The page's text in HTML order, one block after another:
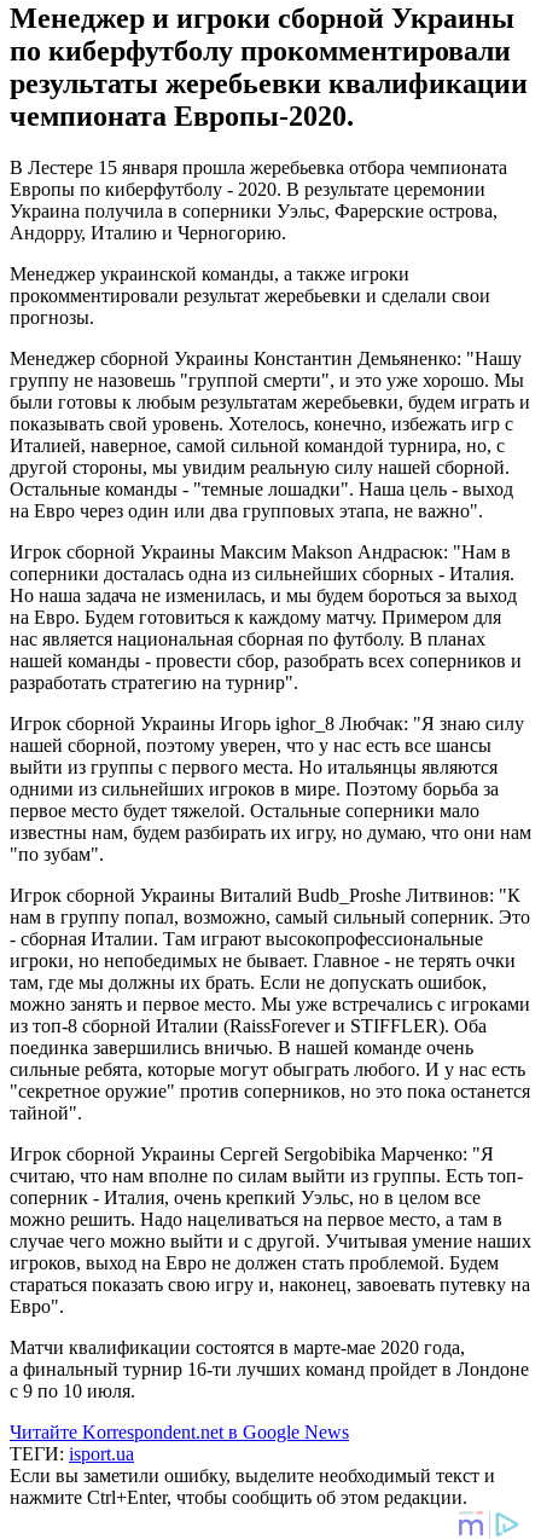
Менеджер и игроки сборной Украины
по киберфутболу прокомментировали
результаты жеребьевки квалификации
чемпионата Европы-2020.
В Лестере 15 января прошла жеребьевка отбора чемпионата
Европы по киберфутболу - 2020. В результате церемонии
Украина получила в соперники Уэльс, Фарерские острова,
Андорру, Италию и Черногорию.
Менеджер украинской команды, а также игроки
прокомментировали результат жеребьевки и сделали свои
прогнозы.
Менеджер сборной Украины Константин Демьяненко: "Нашу
группу не назовешь "группой смерти", и это уже хорошо. Мы
были готовы к любым результатам жеребьевки, будем играть и
показывать свой уровень. Хотелось, конечно, избежать игр с
Италией, наверное, самой сильной командой турнира, но, с
другой стороны, мы увидим реальную силу нашей сборной.
Остальные команды - "темные лошадки". Наша цель - выход
на Евро через один или два групповых этапа, не важно".
Игрок сборной Украины Максим Makson Андрасюк: "Нам в
соперники досталась одна из сильнейших сборных - Италия.
Но наша задача не изменилась, и мы будем бороться за выход
на Евро. Будем готовиться к каждому матчу. Примером для
нас является национальная сборная по футболу. В планах
нашей команды - провести сбор, разобрать всех соперников и
разработать стратегию на турнир".
Игрок сборной Украины Игорь ighor_8 Любчак: "Я знаю силу
нашей сборной, поэтому уверен, что у нас есть все шансы
выйти из группы с первого места. Но итальянцы являются
одними из сильнейших игроков в мире. Поэтому борьба за
первое место будет тяжелой. Остальные соперники мало
известны нам, будем разбирать их игру, но думаю, что они нам
"по зубам".
Игрок сборной Украины Виталий Budb_Proshe Литвинов: "К
нам в группу попал, возможно, самый сильный соперник. Это
- сборная Италии. Там играют высокопрофессиональные
игроки, но непобедимых не бывает. Главное - не терять очки
там, где мы должны их брать. Если не допускать ошибок,
можно занять и первое место. Мы уже встречались с игроками
из топ-8 сборной Италии (RaissForever и STIFFLER). Оба
поединка завершились вничью. В нашей команде очень
сильные ребята, которые могут обыграть любого. И у нас есть
"секретное оружие" против соперников, но это пока останется
тайной".
Игрок сборной Украины Сергей Sergobibika Марченко: "Я
считаю, что нам вполне по силам выйти из группы. Есть топ-
соперник - Италия, очень крепкий Уэльс, но в целом все
можно решить. Надо нацеливаться на первое место, а там в
случае чего можно выйти и с другой. Учитывая умение наших
игроков, выход на Евро не должен стать проблемой. Будем
стараться показать свою игру и, наконец, завоевать путевку на
Евро".
Матчи квалификации состоятся в марте-мае 2020 года,
а финальный турнир 16-ти лучших команд пройдет в Лондоне
с 9 по 10 июля.
Читайте Korrespondent.net в Google News
ТЕГИ: isport.ua
Если вы заметили ошибку, выделите необходимый текст и
нажмите Ctrl+Enter, чтобы сообщить об этом редакции.